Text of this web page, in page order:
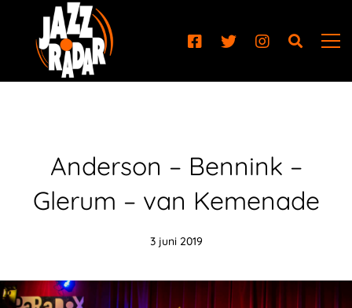
Anderson – Bennink –
Glerum – van Kemenade
3 juni 2019